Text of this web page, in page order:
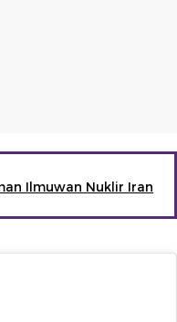
Ilmuwan Nuklir Iran